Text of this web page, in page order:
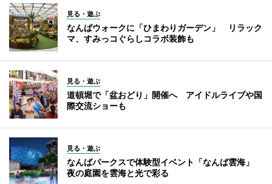
見る・遊ぶ
なんばウォークに「ひまわりガーデン」 リラック
マ、すみっコぐらしコラボ装飾も
見る・遊ぶ
道頓堀で「盆おどり」開催へ アイドルライブや国
際交流ショーも
見る・遊ぶ
なんばパークスで体験型イベント「なんば雲海」
夜の庭園を雲海と光で彩る